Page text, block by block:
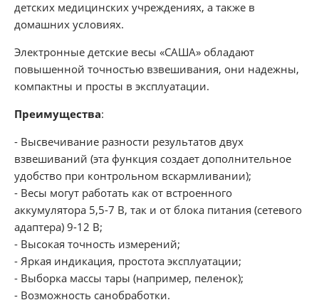
детских медицинских учреждениях, а также в
домашних условиях.
Электронные детские весы «САША» обладают
повышенной точностью взвешивания, они надежны,
компактны и просты в эксплуатации.
Преимущества:
- Высвечивание разности результатов двух
взвешиваний (эта функция создает дополнительное
удобство при контрольном вскармливании);
- Весы могут работать как от встроенного
аккумулятора 5,5-7 В, так и от блока питания (сетевого
адаптера) 9-12 В;
- Высокая точность измерений;
- Яркая индикация, простота эксплуатации;
- Выборка массы тары (например, пеленок);
- Возможность санобработки.